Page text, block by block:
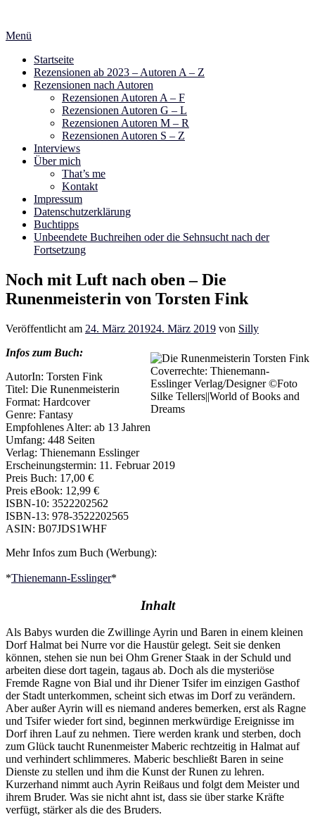
springen
Menü
Startseite
Rezensionen ab 2023 – Autoren A – Z
Rezensionen nach Autoren
Rezensionen Autoren A – F
Rezensionen Autoren G – L
Rezensionen Autoren M – R
Rezensionen Autoren S – Z
Interviews
Über mich
That’s me
Kontakt
Impressum
Datenschutzerklärung
Buchtipps
Unbeendete Buchreihen oder die Sehnsucht nach der
Fortsetzung
Noch mit Luft nach oben – Die
Runenmeisterin von Torsten Fink
Veröffentlicht am 24. März 201924. März 2019 von Silly
Coverrechte: Thienemann-
Esslinger Verlag/Designer ©Foto
Silke Tellers||World of Books and
Dreams
Infos zum Buch:
AutorIn: Torsten Fink
Titel: Die Runenmeisterin
Format: Hardcover
Genre: Fantasy
Empfohlenes Alter: ab 13 Jahren
Umfang: 448 Seiten
Verlag: Thienemann Esslinger
Erscheinungstermin: 11. Februar 2019
Preis Buch: 17,00 €
Preis eBook: 12,99 €
ISBN-10: 3522202562
ISBN-13: 978-3522202565
ASIN: B07JDS1WHF
Mehr Infos zum Buch (Werbung):
*Thienemann-Esslinger*
Inhalt
Als Babys wurden die Zwillinge Ayrin und Baren in einem kleinen
Dorf Halmat bei Nurre vor die Haustür gelegt. Seit sie denken
können, stehen sie nun bei Ohm Grener Staak in der Schuld und
arbeiten diese dort tagein, tagaus ab. Doch als die mysteriöse
Fremde Ragne von Bial und ihr Diener Tsifer im einzigen Gasthof
der Stadt unterkommen, scheint sich etwas im Dorf zu verändern.
Aber außer Ayrin will es niemand anderes bemerken, erst als Ragne
und Tsifer wieder fort sind, beginnen merkwürdige Ereignisse im
Dorf ihren Lauf zu nehmen. Tiere werden krank und sterben, doch
zum Glück taucht Runenmeister Maberic rechtzeitig in Halmat auf
und verhindert schlimmeres. Maberic beschließt Baren in seine
Dienste zu stellen und ihm die Kunst der Runen zu lehren.
Kurzerhand nimmt auch Ayrin Reißaus und folgt dem Meister und
ihrem Bruder. Was sie nicht ahnt ist, dass sie über starke Kräfte
verfügt, stärker als die des Bruders.